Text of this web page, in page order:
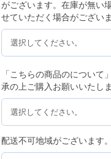
がございます。在庫が無い
せていただく場合がござい
「こちらの商品のについて
承の上ご購入お願いいたしま
配送不可地域がございます